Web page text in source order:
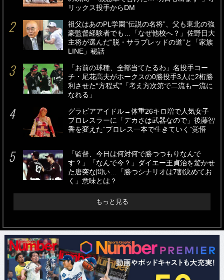
リックス投手からDM
祖父はあのPL学園“伝説の名将”、父も東北の強
豪監督経験者でも…「なぜ他校へ？」佐野日大
主将が選んだ“脱・サラブレッドの道”と「家族
LINE」秘話
「お前の球種、全部当てたるわ」名投手コー
チ・尾花高夫がホークスの0勝投手3人に2桁勝
利させた“方程式”「考え方次第で二流も一流に
なれる」
グラビアアイドル→体重26キロ増で人気女子
プロレスラーに「デカさは武器なので」後藤智
香を変えた“プロレス一本で生きていく”覚悟
「監督、今日は何対何で勝つつもりなんで
す？」「なんで今？」ダイエー王貞治を驚かせ
た唐突な問い…「勝つシナリオは7割決めてお
く」意味とは？
もっと見る